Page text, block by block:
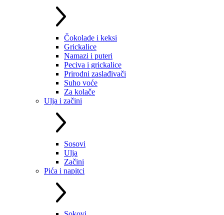
Čokolade i keksi
Grickalice
Namazi i puteri
Peciva i grickalice
Prirodni zaslađivači
Suho voće
Za kolače
Ulja i začini
Sosovi
Ulja
Začini
Pića i napitci